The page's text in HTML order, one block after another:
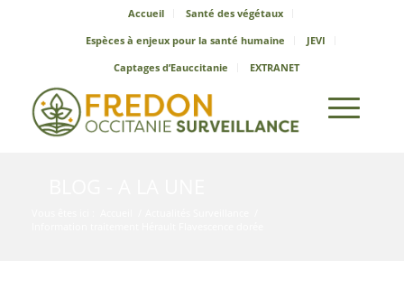
Accueil
Santé des végétaux
Espèces à enjeux pour la santé humaine
JEVI
Captages d’Eauccitanie
EXTRANET